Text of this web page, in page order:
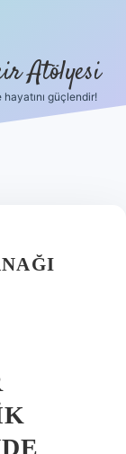
Atölyesi
hayatını güçlendir!